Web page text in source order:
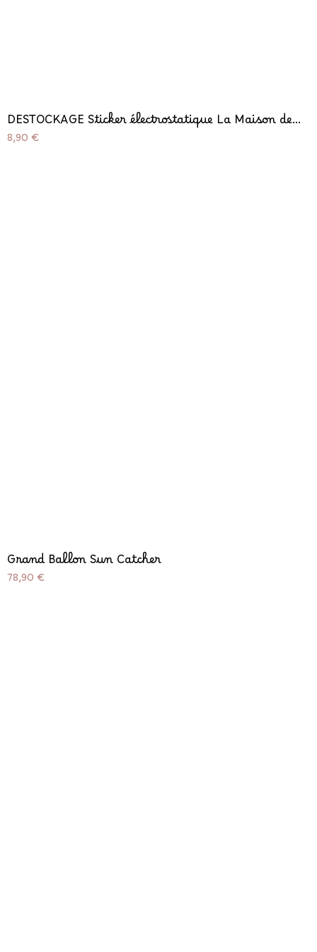
DESTOCKAGE Sticker électrostatique La Maison de...
Prix
8,90 €
Grand Ballon Sun Catcher
Prix
78,90 €